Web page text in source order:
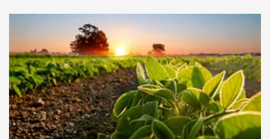
Usado
Pá Carregadeira Cat 966
Ano 1987
Londrina
R$ 145.000